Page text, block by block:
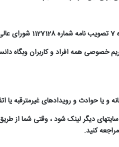
خصوصی همه افراد و کاربران وبگاه
و یا حوادث و رویدادهای غیرمترقبه
دیگر لینک شود ، وقتی شما از
کنید.